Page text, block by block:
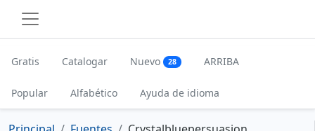
Gratis Catalogar Nuevo 28 ARRIBA
Popular Alfabético Ayuda de idioma